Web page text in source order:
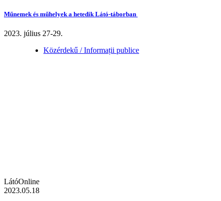
Műnemek és műhelyek a hetedik Látó-táborban
2023. július 27-29.
Közérdekű / Informații publice
LátóOnline
2023.05.18